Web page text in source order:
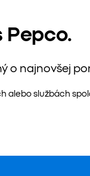
Pepco.
o najnovšej
službách